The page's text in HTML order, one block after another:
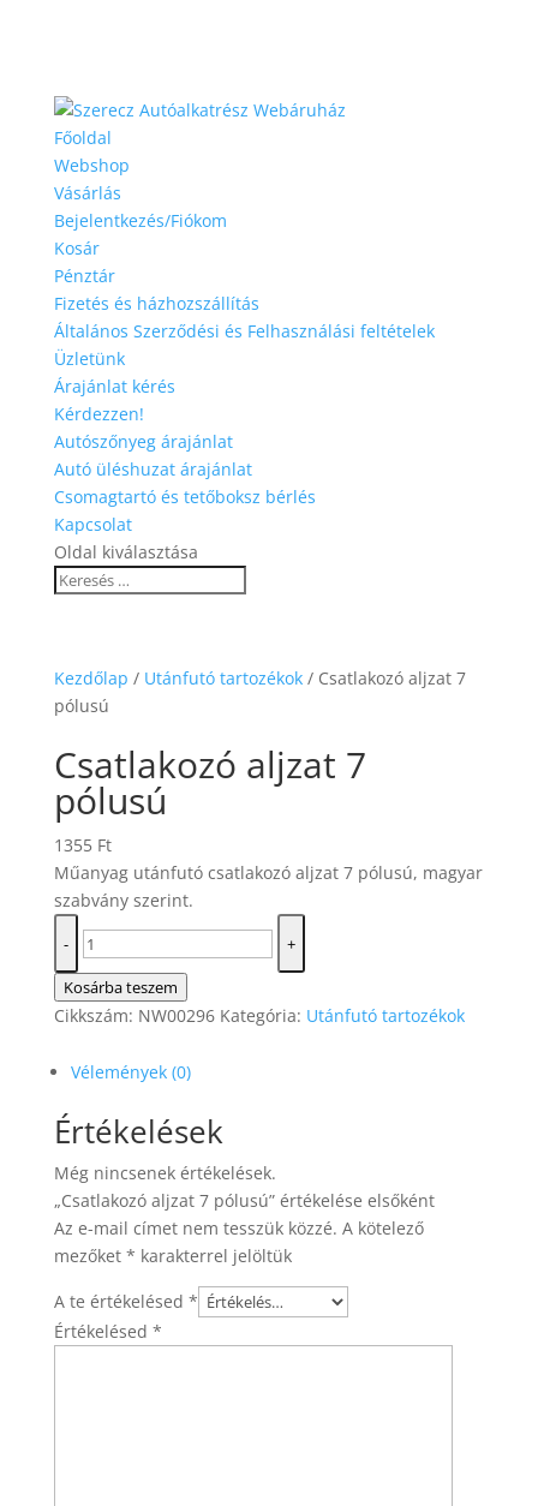
Főoldal
Webshop
Vásárlás
Bejelentkezés/Fiókom
Kosár
Pénztár
Fizetés és házhozszállítás
Általános Szerződési és Felhasználási feltételek
Üzletünk
Árajánlat kérés
Kérdezzen!
Autószőnyeg árajánlat
Autó üléshuzat árajánlat
Csomagtartó és tetőboksz bérlés
Kapcsolat
Oldal kiválasztása
Kezdőlap / Utánfutó tartozékok/ Csatlakozó aljzat 7
pólusú
Csatlakozó aljzat 7
pólusú
1355 Ft
Műanyag utánfutó csatlakozó aljzat 7 pólusú, magyar
szabvány szerint.
-
Csatlakozó
aljzat
7
pólusú
+
Kosárba teszem
Cikkszám: NW00296 Kategória: Utánfutó tartozékok
Vélemények (0)
Értékelések
Még nincsenek értékelések.
„Csatlakozó aljzat 7 pólusú” értékelése elsőként
Az e-mail címet nem tesszük közzé. A kötelező
mezőket * karakterrel jelöltük
A te értékelésed *
Értékelésed *